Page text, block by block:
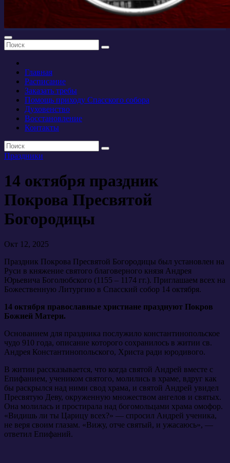
Главная
Расписание
Заказать требы
Помощь приходу Спасского собора
Духовенство
Восстановление
Контакты
Праздники
14 октября праздник
Покрова Пресвятой
Богородицы
Окт 12, 2025
Праздник Покрова Пресвятой Богородицы был установлен на
Руси в княжение святого благоверного князя Андрея
Юрьевича Боголюбского (1155 – 1174 гг.). Приглашаем всех на
Божественную Литургию в Спасский собор 14 октября.
14 октября православные христиане празднуют Покров
Божией Матери.
Основанием для праздника послужило константинопольское
чудо 910 года, описание которого сохранилось в житии св.
Андрея Константинопольского, Христа ради юродивого.
В житии рассказывается, что когда святой Андрей вместе с
Епифанием, учеником святого, молились в храме, вдруг как
бы раскрылся над ними свод храма, и святой Андрей увидел
Пресвятую Деву, окруженную множеством ангелов и святых.
Она молилась и простирала над богомольцами храма омофор.
«Видишь ли ты Царицу всех?» — спросил Андрей ученика,
не веря своим глазам. «Вижу, отче святый, и ужасаюсь», —
ответил Епифаний.